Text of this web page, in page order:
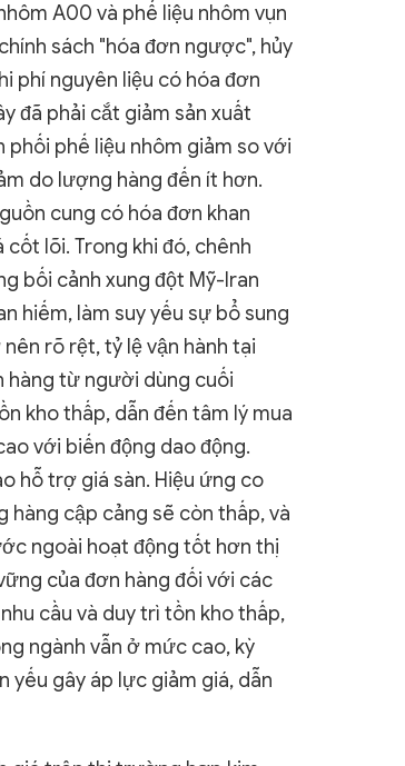
A00 và phế liệu nhôm vụn
sách "hóa đơn ngược", hủy
phí nguyên liệu có hóa đơn
đã phải cắt giảm sản xuất
phế liệu nhôm giảm so với
do lượng hàng đến ít hơn.
cung có hóa đơn khan
lõi. Trong khi đó, chênh
bối cảnh xung đột Mỹ-Iran
hiếm, làm suy yếu sự bổ sung
rõ rệt, tỷ lệ vận hành tại
hàng từ người dùng cuối
kho thấp, dẫn đến tâm lý mua
với biến động dao động.
hỗ trợ giá sàn. Hiệu ứng co
hàng cập cảng sẽ còn thấp, và
ngoài hoạt động tốt hơn thị
của đơn hàng đối với các
cầu và duy trì tồn kho thấp,
ngành vẫn ở mức cao, kỳ
yếu gây áp lực giảm giá, dẫn